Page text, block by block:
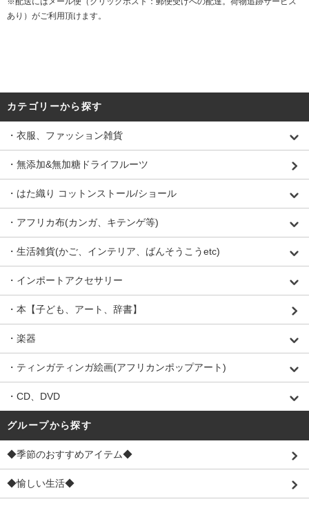
あり）がご利用頂けます。
カテゴリーから探す
・衣服、ファッション雑貨
・無添加&無加糖ドライフルーツ
・はた織り コットンストール/ショール
・アフリカ布(カンガ、キテンゲ等)
・生活雑貨(かご、インテリア、ばんそうこうetc)
・インポートアクセサリー
・本【子ども、アート、辞書】
・楽器
・ティンガティンガ絵画(アフリカンポップアート)
・CD、DVD
グループから探す
◆季節のおすすめアイテム◆
◆愉しい生活◆